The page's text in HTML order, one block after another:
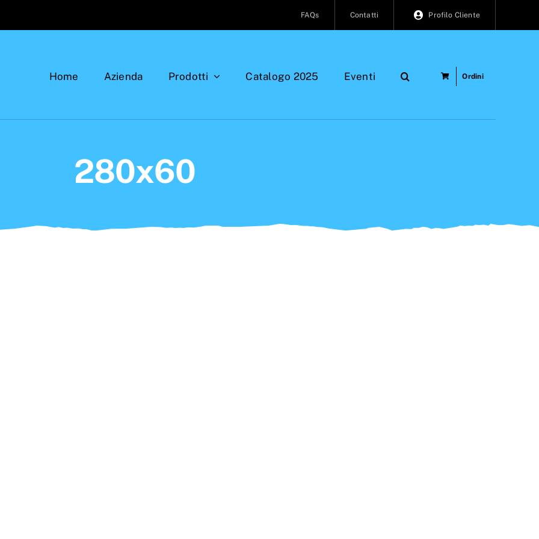
FAQs Contatti Profilo Cliente
Home Azienda Prodotti Catalogo 2025 Eventi Ordini
280x60